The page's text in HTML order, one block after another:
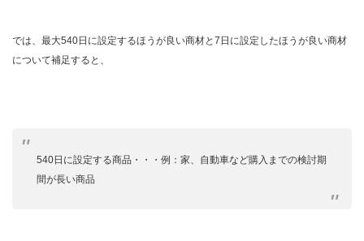
では、最大540日に設定するほうが良い商材と7日に設定したほうが良い商材
について補足すると、
540日に設定する商品・・・例：家、自動車など購入までの検討期
間が長い商品